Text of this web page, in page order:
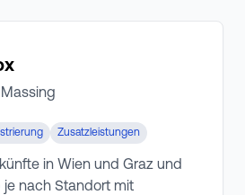
Zusatzleistungen
in Wien und Graz und
nach Standort mit